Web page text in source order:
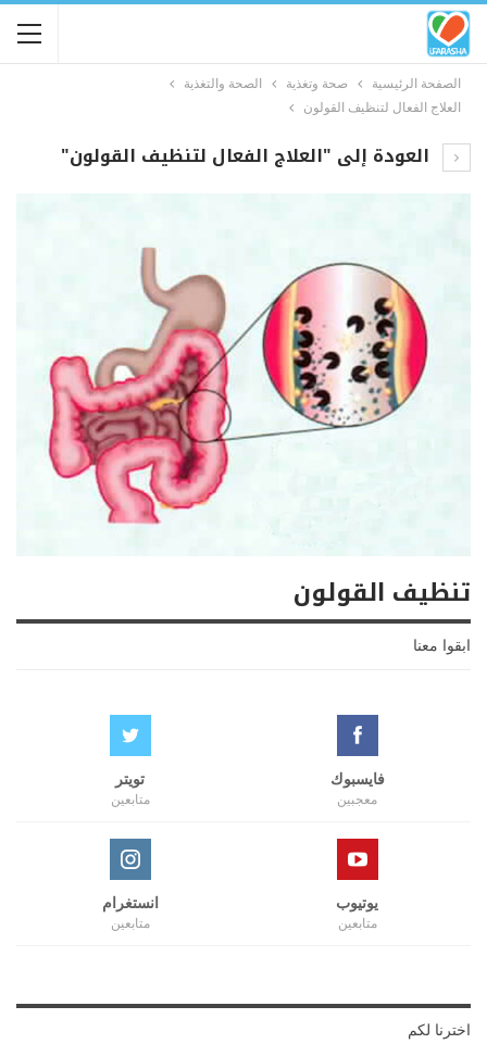
الصفحة الرئيسية صحة وتغذية
الصحة والتغذية
العلاج الفعال لتنظيف القولون
العودة إلى "العلاج الفعال لتنظيف القولون"
تنظيف القولون
ابقوا معنا
فايسبوك
معجبين
تويتر
متابعين
يوتيوب
متابعين
انستغرام
متابعين
اخترنا لكم